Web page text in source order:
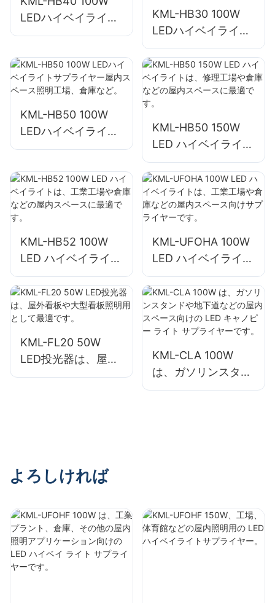
LEDハイベイライト
サプライヤー屋内ス
庫など。
KML-HB30 100W
LEDハイベイライト
サプライヤー、屋内
スペース照明、工
場、倉庫など。
KML-HB50 100W
LEDハイベイライト
サプライヤー屋内ス
庫など。
KML-HB50 150W
LED ハイベイライト
は、修理工場や倉庫
などの屋内スペース
に最適です。
KML-HB52 100W
LED ハイベイライト
は、工業工場や倉庫
などの屋内スペース
に最適です。
KML-UFOHA 100W
LED ハイベイライト
は、工業工場や倉庫
などの屋内スペース
向けサプライヤーで
す。
KML-FL20 50W
LED投光器は、屋外
看板や大型看板照明
KML-CLA 100W
は、ガソリンスタン
ドや地下道などの屋
よろしければ